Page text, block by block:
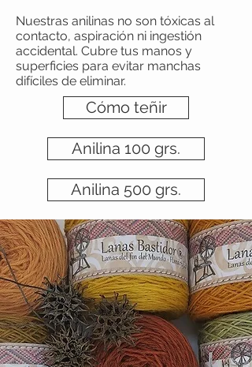
Nuestras anilinas no son tóxicas al
contacto, aspiración ni ingestión
accidental. Cubre tus manos y
superficies para evitar manchas
difíciles de eliminar.
Cómo teñir
Anilina 100 grs.
Anilina 500 grs.